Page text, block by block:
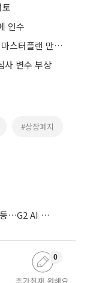
인수
북구 인수위원회, 주민 손으로 4개년 구정 마스터플랜 만든다
사 변수 부상
#상장폐지
‘中 D램 굴기’ CXMT, 데뷔 첫날 466% 폭등…G2 AI 패권 ‘쩐의 전쟁’
0